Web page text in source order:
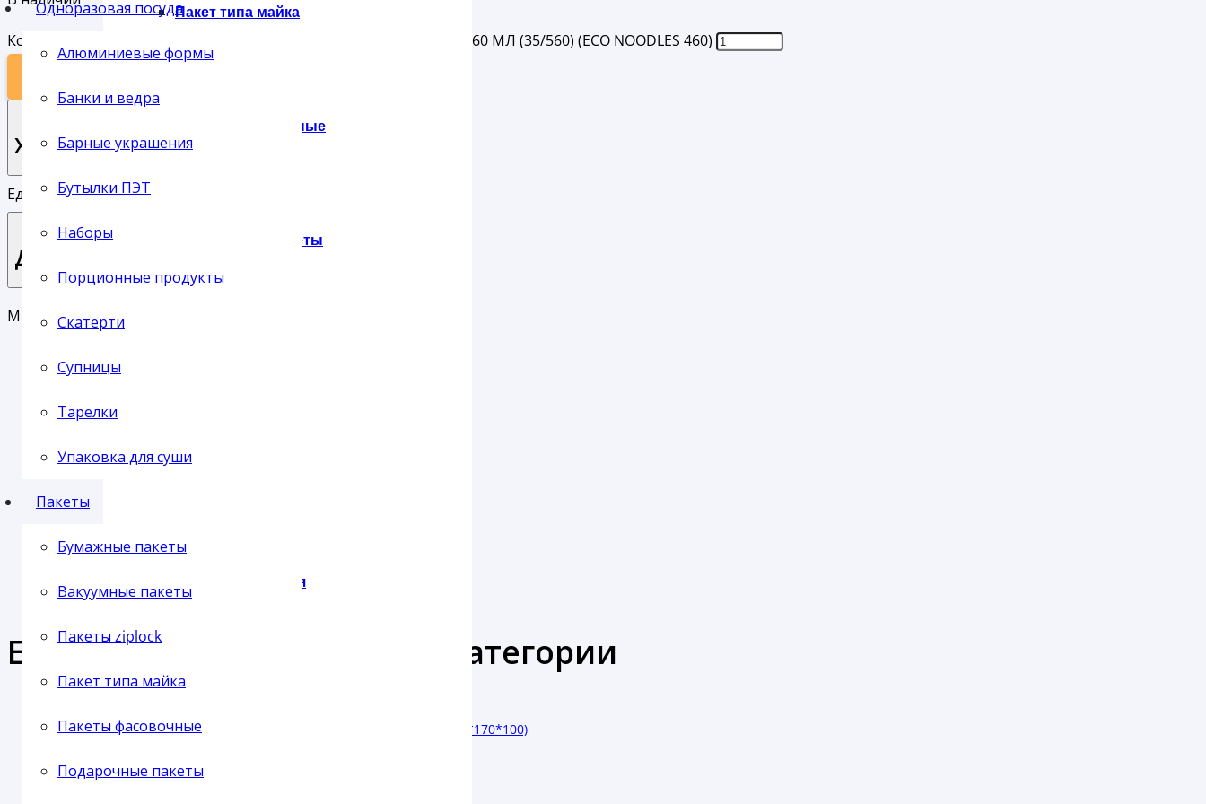
Пакет типа майка
Пакеты фасовочные
Подарочные пакеты
Пленка упаковочная
Пленка паллетная
Одноразовая посуда
Алюминиевые формы
Банки и ведра
Барные украшения
Бутылки ПЭТ
Наборы
Порционные продукты
Скатерти
Супницы
Тарелки
Упаковка для суши
Пакеты
Бумажные пакеты
Вакуумные пакеты
Пакеты ziplock
Пакет типа майка
Пакеты фасовочные
Подарочные пакеты
Количество товара УПАКОВКА ДЛЯ ЛАПШИ СКЛЕЕННАЯ КРАФТ 460 МЛ (35/560) (ECO NOODLES 460)
Характеристики
Единица хранения:шт
Доставка
Мы предлагаем своим клиентам три основных типа доставки:
Доставка службой СервисПак
Отправка транспортной компанией
Еще продукция из этой же категории
PASTICCIERE КОРОБ ДЛЯ ТОРТА БЕЛЫЙ ХРОМ-ЭРЗАЦ (100) XW 100 (170*170*100)